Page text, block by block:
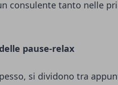
consulente tanto nelle
pause-relax
si dividono tra